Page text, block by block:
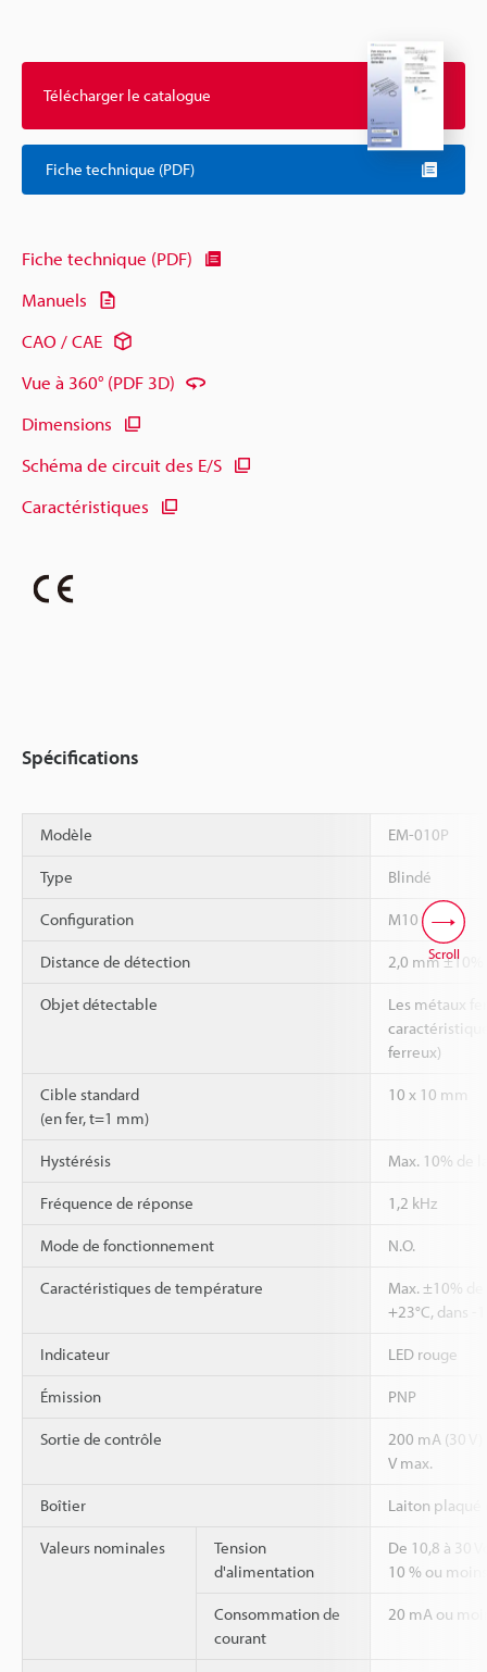
Télécharger le catalogue
Fiche technique (PDF)
Fiche technique (PDF)
Manuels
CAO / CAE
Vue à 360° (PDF 3D)
Dimensions
Schéma de circuit des E/S
Caractéristiques
Spécifications
Modèle EM-010P
Type Blindé
Configuration M10 Fileté
Distance de détection 2,0 mm ±10%
Objet détectable
Les métaux
ferreux)
Cible standard
(en fer, t=1 mm)
10 x 10 mm
Hystérésis Max. 10% de
Fréquence de réponse 1,2 kHz
Mode de fonctionnement N.O.
Caractéristiques de température
Max. ±10%
+23°C, dans -
Indicateur LED rouge
Émission PNP
Sortie de contrôle
200 mA (30
V max.
Boîtier Laiton plaqué
Valeurs nominales
Tension
d'alimentation
De 10,8 à 30
10 % ou moins
Consommation de
courant
20 mA ou
Scroll